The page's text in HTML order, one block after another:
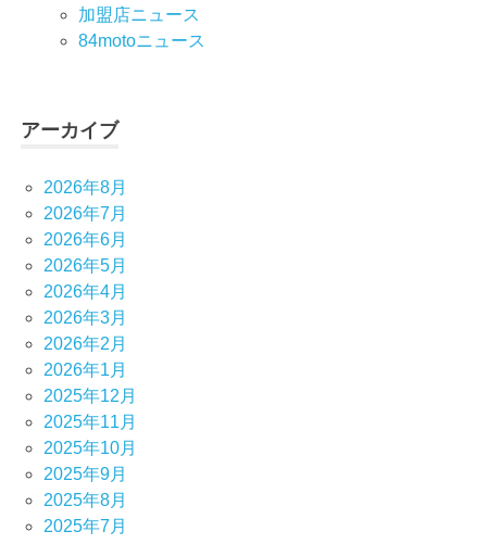
加盟店ニュース
84motoニュース
アーカイブ
2026年8月
2026年7月
2026年6月
2026年5月
2026年4月
2026年3月
2026年2月
2026年1月
2025年12月
2025年11月
2025年10月
2025年9月
2025年8月
2025年7月